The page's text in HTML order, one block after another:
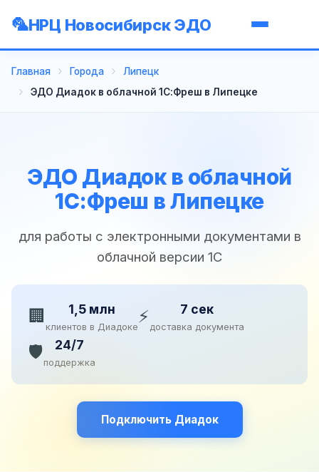
НРЦ Новосибирск ЭДО
Главная Города
Липецк
ЭДО Диадок в облачной 1С:Фреш в Липецке
ЭДО Диадок в облачной
1С:Фреш в Липецке
для работы с электронными документами в
облачной версии 1С
🏢 1,5 млн
клиентов в Диадоке⚡ 7 сек
доставка документа
🛡️ 24/7
поддержка
Подключить Диадок